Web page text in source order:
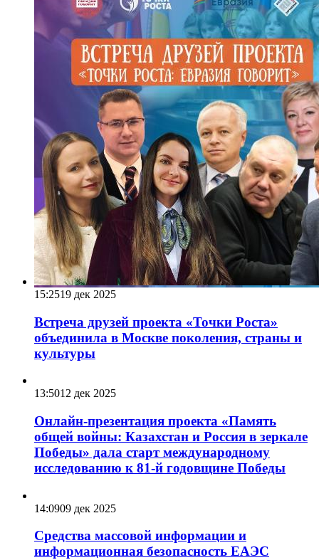
15:2519 дек 2025
Встреча друзей проекта «Точки Роста»
объединила в Москве поколения, страны и
культуры
13:5012 дек 2025
Онлайн-презентация проекта «Память
общей войны: Казахстан и Россия в зеркале
Победы» дала старт международному
исследованию к 81-й годовщине Победы
14:0909 дек 2025
Средства массовой информации и
информационная безопасность ЕАЭС